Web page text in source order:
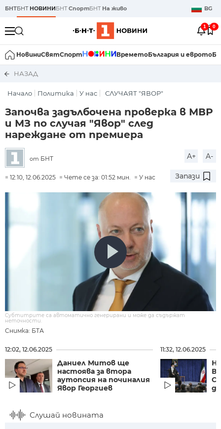
БНТБНТ НОВИНИБНТСпортБНТ На живо BG
1 0
НовиниСвятСпорт ВреметоБългария и еврото
НАЗАД
Начало Политика У нас СЛУЧАЯТ "ЯВОР"
Започва задълбочена проверка в МВР
и МЗ по случая "Явор" след
нареждане от премиера
от БНТ A+ A-
12:10, 12.06.2025 Чете се за: 01:52 мин. У нас Запази
Снимка: БТА
Субтитрите са автоматично генерирани и може да съдържат
неточности.
12:02, 12.06.2025
Даниел Митов ще
настоява за втора
аутопсия на починалия
Явор Георгиев
11:32, 12.06.2025
Слушай новината